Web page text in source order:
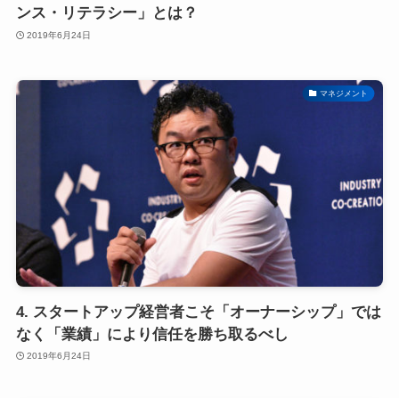
ンス・リテラシー」とは？
2019年6月24日
マネジメント
4. スタートアップ経営者こそ「オーナーシップ」では
なく「業績」により信任を勝ち取るべし
2019年6月24日